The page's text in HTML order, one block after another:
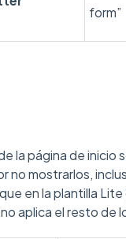
form”
la página de inicio
no mostrarlos,
en la plantilla Lite
aplica el resto de